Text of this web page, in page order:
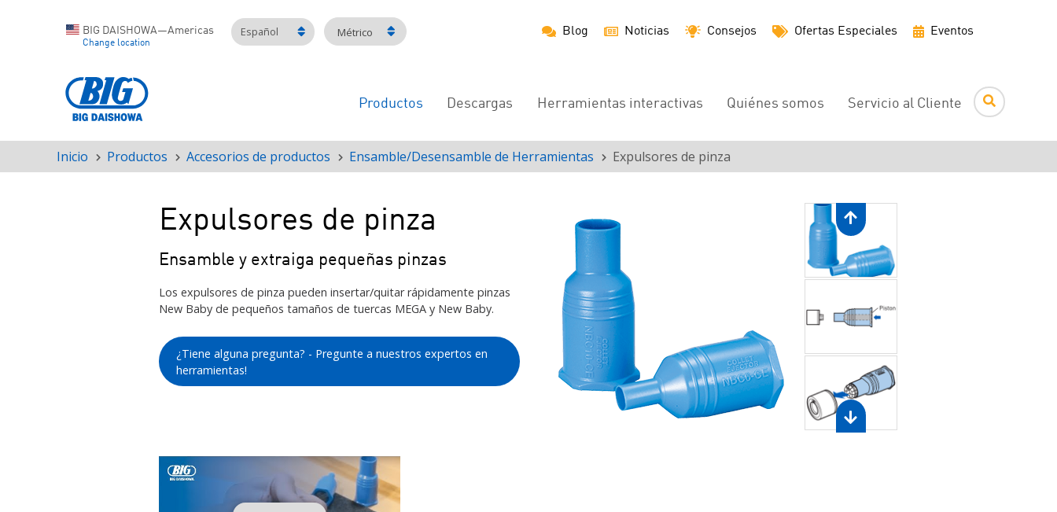
BIG DAISHOWA—Americas
Change location
Español Métrico Blog Noticias Consejos Ofertas Especiales Eventos
Navegación
Productos Descargas Herramientas interactivas Quiénes somos Servicio al Cliente
Ruta
de
Inicio Productos Accesorios de productos Ensamble/Desensamble de Herramientas Expulsores de pinza
Expulsores de pinza
Ensamble y extraiga pequeñas pinzas
Los expulsores de pinza pueden insertar/quitar rápidamente pinzas
New Baby de pequeños tamaños de tuercas MEGA y New Baby.
¿Tiene alguna pregunta? - Pregunte a nuestros expertos en
herramientas!